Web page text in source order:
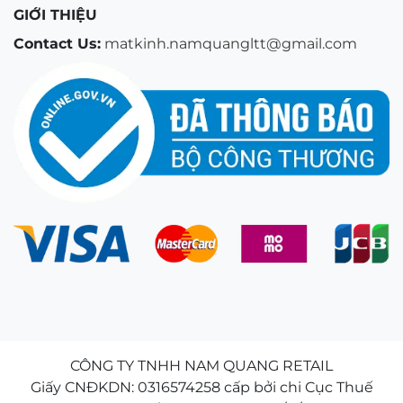
Lựa chọn cửa hàng mắt kính uy tín để nâng niu đôi
mắt của bạn
GIỚI THIỆU
Contact Us: matkinh.namquangltt@gmail.com
CÔNG TY TNHH NAM QUANG RETAIL
Giấy CNĐKDN: 0316574258 cấp bởi chi Cục Thuế